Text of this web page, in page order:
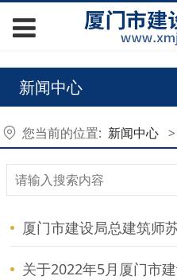
新闻中心
您当前的位置: 新闻中心 >
厦门市建设局总建筑师苏青云
关于2022年5月厦门市建设监理协会